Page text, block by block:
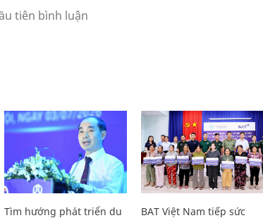
Tìm hướng phát triển du
BAT Việt Nam tiếp sức